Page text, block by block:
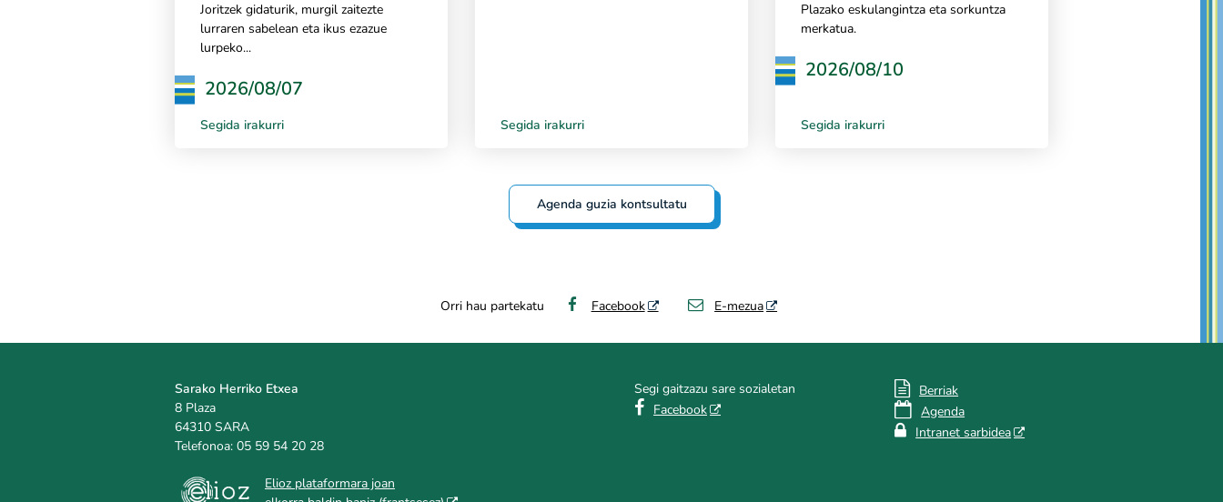
Joritzek gidaturik, murgil zaitezte
lurraren sabelean eta ikus ezazue
lurpeko...
2026/08/07
Segida irakurri Segida irakurri
Plazako eskulangintza eta sorkuntza
merkatua.
2026/08/10
Segida irakurri
Agenda guzia kontsultatu
Orri hau partekatu Facebook E-mezua
Sarako Herriko Etxea
8 Plaza
64310 SARA
Telefonoa: 05 59 54 20 28
Elioz plataformara joan
Segi gaitzazu sare sozialetan
 Facebook
 Berriak
 Agenda
 Intranet sarbidea